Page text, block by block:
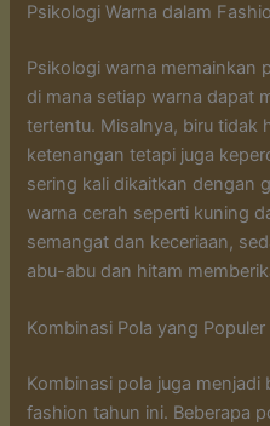
Psikologi Warna dalam
Psikologi warna memainkan
di mana setiap warna dapat
tertentu. Misalnya, biru tidak
ketenangan tetapi juga
sering kali dikaitkan dengan
warna cerah seperti kuning
semangat dan keceriaan,
abu-abu dan hitam
Kombinasi Pola yang Populer
Kombinasi pola juga
fashion tahun ini. Beberapa